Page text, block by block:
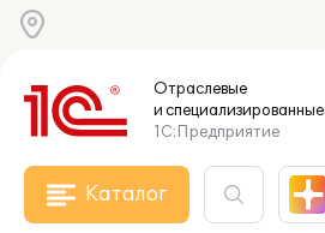
Отраслевые
и специализированные
1С:Предприятие
Каталог